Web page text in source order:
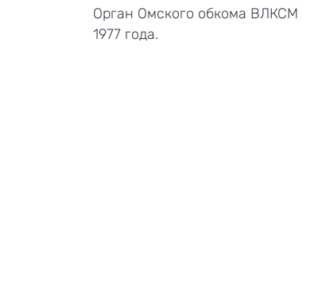
Орган Омского обкома ВЛКСМ
1977 года.